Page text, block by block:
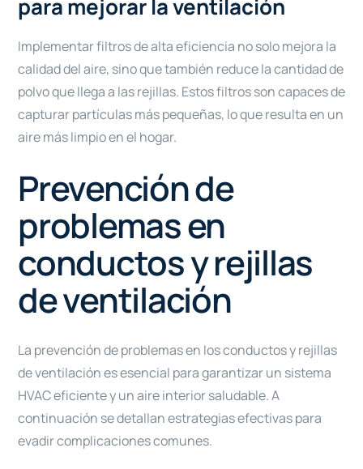
para mejorar la ventilación
Implementar filtros de alta eficiencia no solo mejora la
calidad del aire, sino que también reduce la cantidad de
polvo que llega a las rejillas. Estos filtros son capaces de
capturar partículas más pequeñas, lo que resulta en un
aire más limpio en el hogar.
Prevención de
problemas en
conductos y rejillas
de ventilación
La prevención de problemas en los conductos y rejillas
de ventilación es esencial para garantizar un sistema
HVAC eficiente y un aire interior saludable. A
continuación se detallan estrategias efectivas para
evadir complicaciones comunes.